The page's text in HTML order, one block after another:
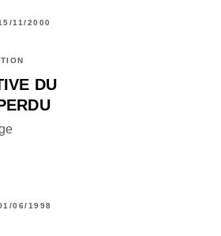
11/2000
DU
06/1998